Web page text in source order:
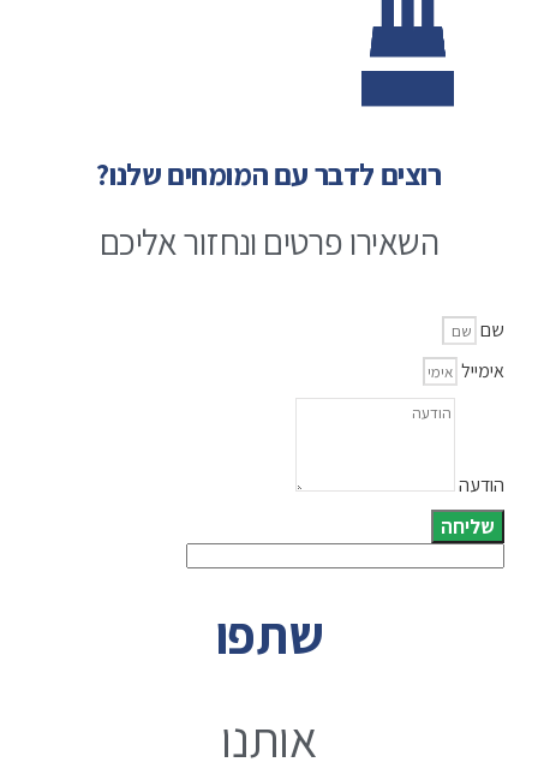
רוצים לדבר עם המומחים שלנו?
השאירו פרטים ונחזור אליכם
שם
אימייל
הודעה
שליחה
שתפו
אותנו